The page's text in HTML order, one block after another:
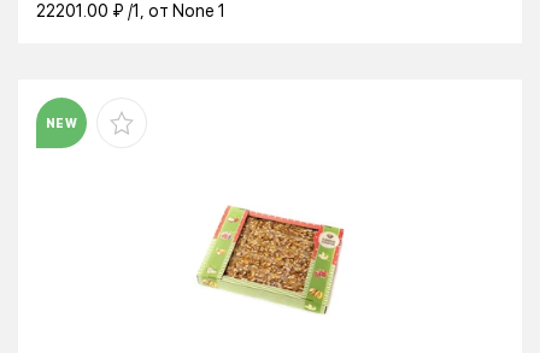
22201.00 ₽ /1, от None 1
NEW